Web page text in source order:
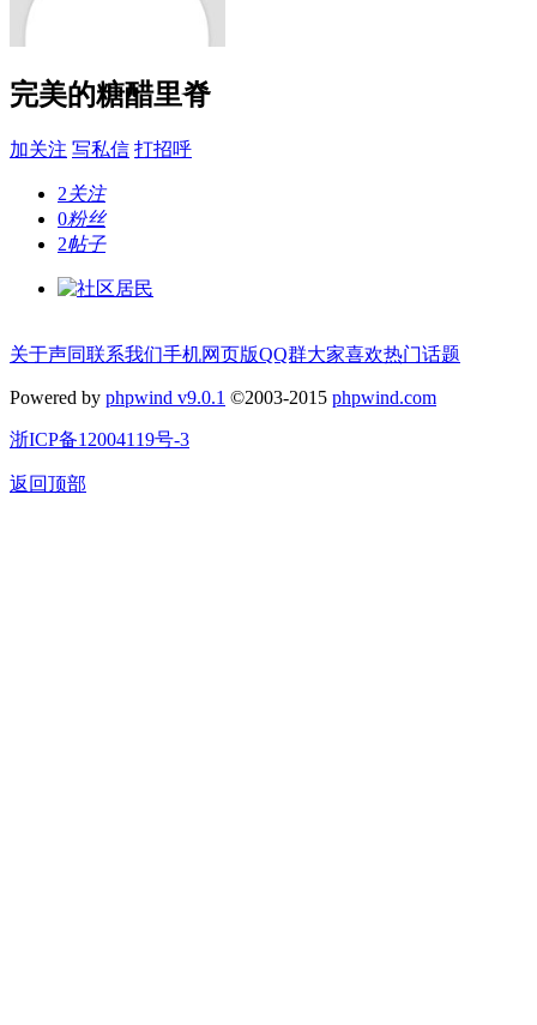
完美的糖醋里脊
加关注 写私信 打招呼
2关注
0粉丝
2帖子
关于声同联系我们手机网页版QQ群大家喜欢热门话题
Powered by phpwind v9.0.1 ©2003-2015 phpwind.com
浙ICP备12004119号-3
返回顶部